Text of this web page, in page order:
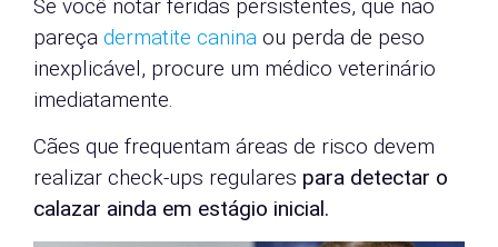
Se você notar feridas persistentes, que não
pareça dermatite canina ou perda de peso
inexplicável, procure um médico veterinário
imediatamente.
Cães que frequentam áreas de risco devem
realizar check-ups regulares para detectar o
calazar ainda em estágio inicial.